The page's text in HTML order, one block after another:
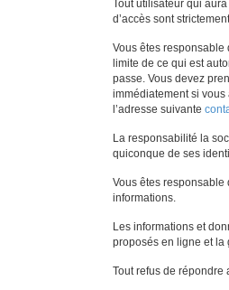
Tout utilisateur qui
d’accès sont
Vous êtes responsable
limite de ce qui est
passe. Vous devez
immédiatement si vous
l’adresse suivante
La responsabilité la
quiconque de ses
Vous êtes responsable
informations.
Les informations et
proposés en ligne et la
Tout refus de